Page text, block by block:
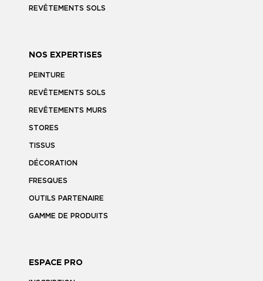
REVÊTEMENTS SOLS
NOS EXPERTISES
PEINTURE
REVÊTEMENTS SOLS
REVÊTEMENTS MURS
STORES
TISSUS
DÉCORATION
FRESQUES
OUTILS PARTENAIRE
GAMME DE PRODUITS
ESPACE PRO